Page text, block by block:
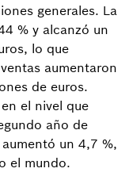
generales. La
% y alcanzó un
lo que
aumentaron
de euros.
el nivel que
año de
un 4,7 %,
el mundo.